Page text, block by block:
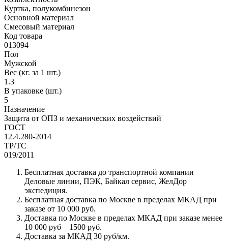
Куртка, полукомбинезон
Основной материал
Смесовый материал
Код товара
013094
Пол
Мужской
Вес (кг. за 1 шт.)
1.3
В упаковке (шт.)
5
Назначение
Защита от ОПЗ и механических воздействий
ГОСТ
12.4.280-2014
ТР/ТС
019/2011
Бесплатная доставка до транспортной компании
Деловые линии, ПЭК, Байкал сервис, ЖелДор
экспедиция.
Бесплатная доставка по Москве в пределах МКАД при
заказе от 10 000 руб.
Доставка по Москве в пределах МКАД при заказе менее
10 000 руб – 1500 руб.
Доставка за МКАД 30 руб/км.